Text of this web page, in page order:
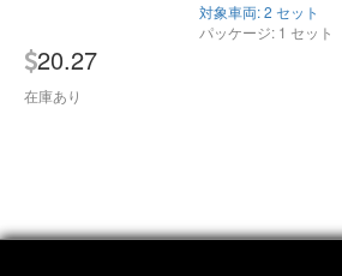
対象車両: 2 セット
パッケージ: 1 セット
20.27
在庫あり